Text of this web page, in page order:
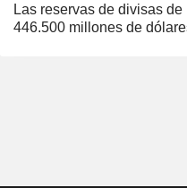
Las reservas de divisas
446.500 millones de